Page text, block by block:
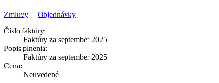
Zmluvy | Objednávky
Číslo faktúry:
Faktúry za september 2025
Popis plnenia:
Faktúry za september 2025
Cena:
Neuvedené